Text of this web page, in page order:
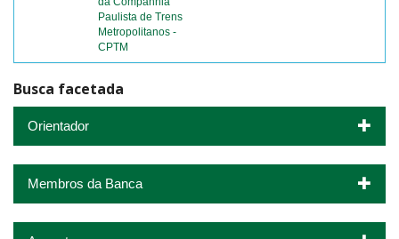
Paulista de Trens
Metropolitanos -
CPTM
Busca facetada
Orientador
Membros da Banca